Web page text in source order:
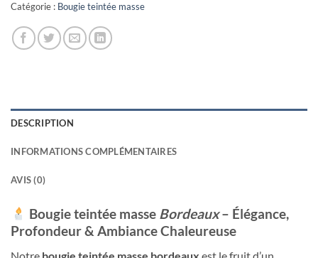
Catégorie : Bougie teintée masse
DESCRIPTION
INFORMATIONS COMPLÉMENTAIRES
AVIS (0)
Bougie teintée masse Bordeaux– Élégance,
Profondeur & Ambiance Chaleureuse